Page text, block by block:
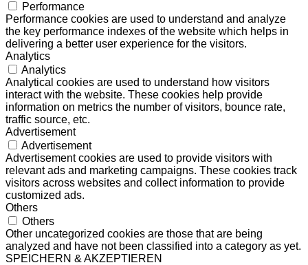
Performance
Performance cookies are used to understand and analyze
the key performance indexes of the website which helps in
delivering a better user experience for the visitors.
Analytics
Analytics
Analytical cookies are used to understand how visitors
interact with the website. These cookies help provide
information on metrics the number of visitors, bounce rate,
traffic source, etc.
Advertisement
Advertisement
Advertisement cookies are used to provide visitors with
relevant ads and marketing campaigns. These cookies track
visitors across websites and collect information to provide
customized ads.
Others
Others
Other uncategorized cookies are those that are being
analyzed and have not been classified into a category as yet.
SPEICHERN & AKZEPTIEREN